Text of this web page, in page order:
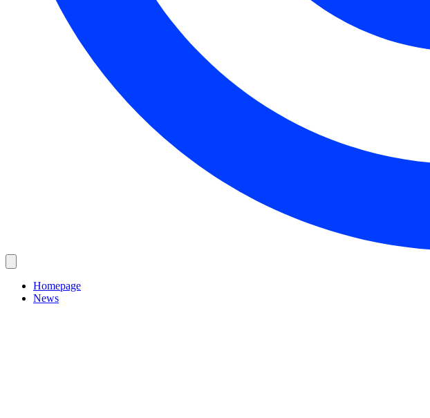
Homepage
News